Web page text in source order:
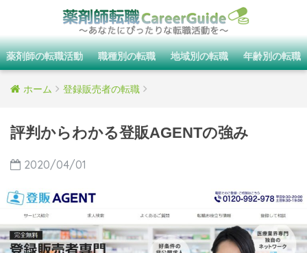
薬剤師の転職活動 職種別の転職 地域別の転職 年齢別の転職
ホーム 登録販売者の転職
評判からわかる登販AGENTの強み
2020/04/01